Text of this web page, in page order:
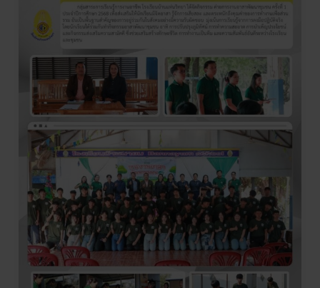
งาน
อาสา
พัฒนา
ชุมชน
ครั้ง
ที่
1
ณ
โรงเรียน
บ้านนา
ยม
ประจำ
ปี
การ
ศึกษา
2568